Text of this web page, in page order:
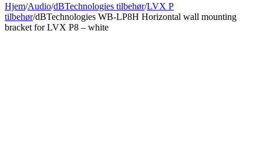
Hjem/Audio/dBTechnologies tilbehør/LVX P
tilbehør/dBTechnologies WB-LP8H Horizontal wall mounting
bracket for LVX P8 – white